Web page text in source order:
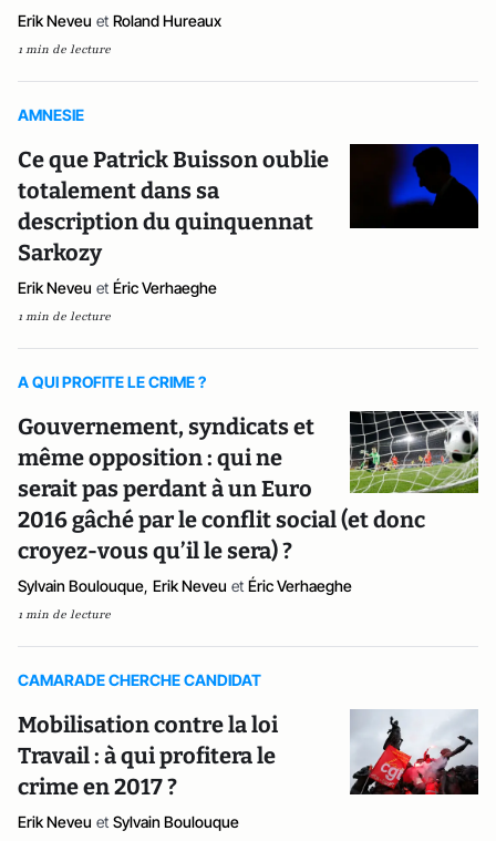
Erik Neveu et Roland Hureaux
1 min de lecture
AMNESIE
Ce que Patrick Buisson oublie
totalement dans sa
description du quinquennat
Sarkozy
Erik Neveu et Éric Verhaeghe
1 min de lecture
A QUI PROFITE LE CRIME ?
Gouvernement, syndicats et
même opposition : qui ne
serait pas perdant à un Euro
2016 gâché par le conflit social (et donc
croyez-vous qu’il le sera) ?
Sylvain Boulouque, Erik Neveu et Éric Verhaeghe
1 min de lecture
CAMARADE CHERCHE CANDIDAT
Mobilisation contre la loi
Travail : à qui profitera le
crime en 2017 ?
Erik Neveu et Sylvain Boulouque